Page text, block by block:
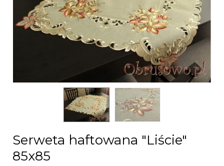
Serweta haftowana "Liście"
85x85